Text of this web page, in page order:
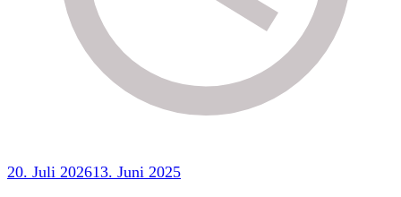
20. Juli 202613. Juni 2025